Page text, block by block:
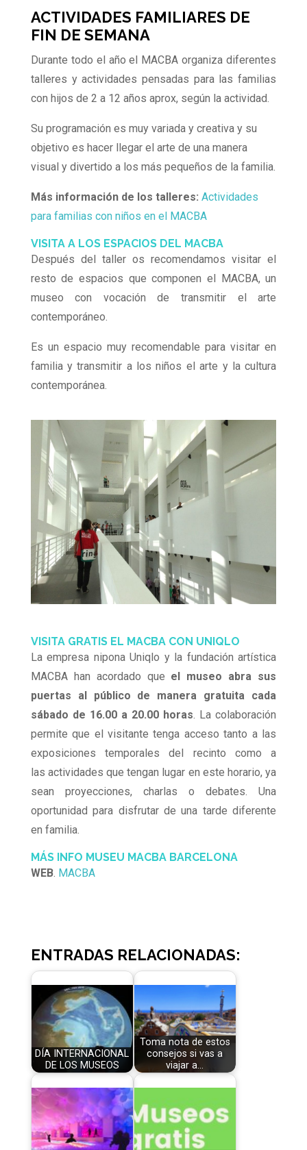
ACTIVIDADES FAMILIARES DE
FIN DE SEMANA
Durante todo el año el MACBA organiza diferentes
talleres y actividades pensadas para las familias
con hijos de 2 a 12 años aprox, según la actividad.
Su programación es muy variada y creativa y su
objetivo es hacer llegar el arte de una manera
visual y divertido a los más pequeños de la familia.
Más información de los talleres: Actividades
para familias con niños en el MACBA
VISITA A LOS ESPACIOS DEL MACBA
Después del taller os recomendamos visitar el
resto de espacios que componen el MACBA, un
museo con vocación de transmitir el arte
contemporáneo.
Es un espacio muy recomendable para visitar en
familia y transmitir a los niños el arte y la cultura
contemporánea.
VISITA GRATIS EL MACBA CON UNIQLO
La empresa nipona Uniqlo y la fundación artística
MACBA han acordado que el museo abra sus
puertas al público de manera gratuita cada
sábado de 16.00 a 20.00 horas. La colaboración
permite que el visitante tenga acceso tanto a las
exposiciones temporales del recinto como a
las actividades que tengan lugar en este horario, ya
sean proyecciones, charlas o debates. Una
oportunidad para disfrutar de una tarde diferente
en familia.
MÁS INFO MUSEU MACBA BARCELONA
WEB. MACBA
ENTRADAS RELACIONADAS:
DÍA INTERNACIONAL
DE LOS MUSEOS
Toma nota de estos
consejos si vas a
viajar a…